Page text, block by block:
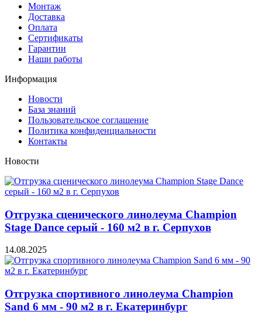
Монтаж
Доставка
Оплата
Сертификаты
Гарантии
Наши работы
Информация
Новости
База знаний
Пользовательское соглашение
Политика конфиденциальности
Контакты
Новости
Отгрузка сценического линолеума Champion
Stage Dance серый - 160 м2 в г. Серпухов
14.08.2025
Отгрузка спортивного линолеума Champion
Sand 6 мм - 90 м2 в г. Екатеринбург